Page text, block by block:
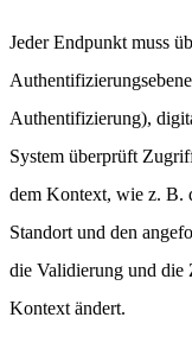
Jeder Endpunkt muss
Authentifizierung),
System überprüft
dem Kontext, wie z. B.
Standort und den
die Validierung und die
Kontext ändert.